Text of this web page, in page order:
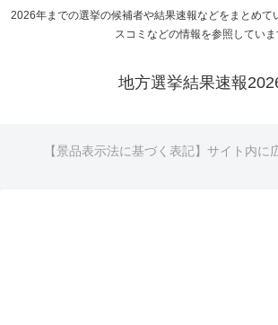
2026年までの選挙の候補者や結果速報などをまとめて
スコミなどの情報を参照してい
地方選挙結果速報
【景品表示法に基づく表記】サイト内に